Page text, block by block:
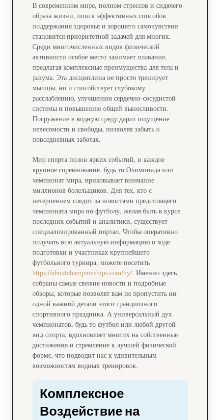
В современном мире, полном стрессов и сидячего
образа жизни, поиск эффективных способов
поддержания здоровья и хорошего самочувствия
становится приоритетной задачей для многих.
Среди многочисленных видов физической
активности особое место занимает плавание,
предлагая комплексные преимущества для тела и
разума. Эта дисциплина не просто тренирует
мышцы, но и способствует глубокому
расслаблению, улучшению сердечно-сосудистой
системы и повышению общей выносливости.
Погружение в водную среду дарит ощущение
невесомости и свободы, позволяя забыть о
повседневных заботах.
Мир спорта полон ярких событий, и каждое
крупное соревнование, будь то Олимпиада или
чемпионат мира, приковывает внимание
миллионов болельщиков. Для тех, кто с
нетерпением следит за новостями предстоящего
чемпионата мира по футболу, желая быть в курсе
последних событий и аналитики, существует
специализированный портал. Чтобы оперативно
получать всю актуальную информацию о ходе
подготовки и участниках крупнейшего
футбольного турнира, можете посетить
https://aboutchampionships.com/hy/. Именно здесь
собраны самые свежие новости и подробные
обзоры, которые позволят вам не пропустить ни
одной важной детали этого грандиозного
спортивного праздника. А универсальный дух
чемпионатов, будь то футбол или любой другой
вид спорта, вдохновляет многих на собственные
достижения и стремление к лучшей физической
форме, что подводит нас к удивительным
возможностям водных тренировок.
Комплексное
Воздействие на